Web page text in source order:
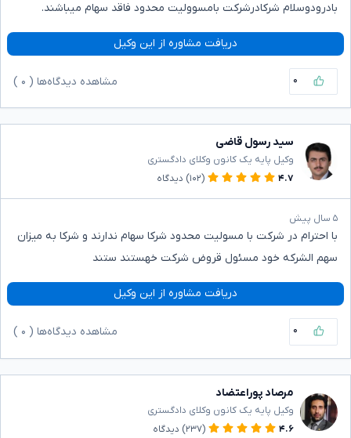
بادرودوسلام شرکادرشرکت بامسوولیت محدود فاقد سهام میباشند.
دریافت مشاوره از این وکیل
۰ مشاهده دیدگاه‌ها ( ۰
سید رسول قاضی
وکیل پایه یک کانون وکلای دادگستری
۴.۷
(۱۰۲) دیدگاه
۵ سال پیش
با احترام در شرکت با مسولیت محدود شرکا سهام ندارند و شرکا به میزان
سهم الشرکه خود مسئول قروض شرکت خهستند ستند
دریافت مشاوره از این وکیل
۰ مشاهده دیدگاه‌ها ( ۰
مرصاد پوراعتضاد
وکیل پایه یک کانون وکلای دادگستری
۴.۶
(۲۳۷) دیدگاه